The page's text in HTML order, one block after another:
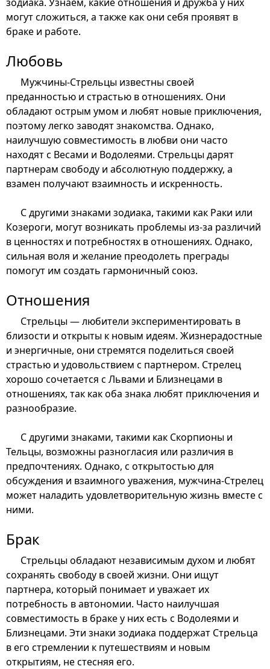
могут сложиться, а также как они себя проявят в
браке и работе.
Любовь
Мужчины-Стрельцы известны своей
преданностью и страстью в отношениях. Они
обладают острым умом и любят новые приключения,
поэтому легко заводят знакомства. Однако,
наилучшую совместимость в любви они часто
находят с Весами и Водолеями. Стрельцы дарят
партнерам свободу и абсолютную поддержку, а
взамен получают взаимность и искренность.
С другими знаками зодиака, такими как Раки или
Козероги, могут возникать проблемы из-за различий
в ценностях и потребностях в отношениях. Однако,
сильная воля и желание преодолеть преграды
помогут им создать гармоничный союз.
Отношения
Стрельцы — любители экспериментировать в
близости и открыты к новым идеям. Жизнерадостные
и энергичные, они стремятся поделиться своей
страстью и удовольствием с партнером. Стрелец
хорошо сочетается с Львами и Близнецами в
отношениях, так как оба знака любят приключения и
разнообразие.
С другими знаками, такими как Скорпионы и
Тельцы, возможны разногласия или различия в
предпочтениях. Однако, с открытостью для
обсуждения и взаимного уважения, мужчина-Стрелец
может наладить удовлетворительную жизнь вместе с
ними.
Брак
Стрельцы обладают независимым духом и любят
сохранять свободу в своей жизни. Они ищут
партнера, который понимает и уважает их
потребность в автономии. Часто наилучшая
совместимость в браке у них есть с Водолеями и
Близнецами. Эти знаки зодиака поддержат Стрельца
в его стремлении к путешествиям и новым
открытиям, не стесняя его.